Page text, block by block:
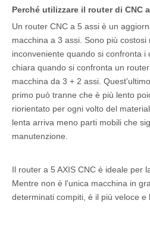
Perché utilizzare il router di CNC
Un router CNC a 5 assi è un
macchina a 3 assi. Sono più
inconveniente quando si confronta
chiara quando si confronta un
macchina da 3 + 2 assi.
primo può tranne che è più lento
riorientato per ogni volto del
lenta arriva meno parti mobili che
manutenzione.
Il router a 5 AXIS CNC è ideale per
Mentre non è l'unica macchina in
determinati compiti, è il più veloce e